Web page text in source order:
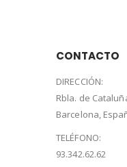
CONTACTO
DIRECCIÓN:
Rbla. de
Barcelona,
TELÉFONO:
93.342.62.62